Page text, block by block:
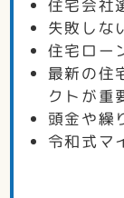
住宅会社
失敗しな
住宅ロー
最新の住
クトが重
頭金や繰
令和式マ